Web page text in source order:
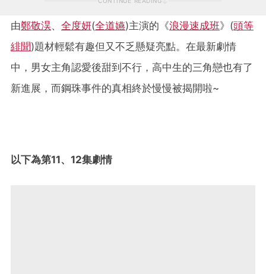
由鄭敬淏、 全度妍(全道嬿)主演的《浪漫速成班》(頭等
緋聞)題材輕鬆有趣但又不乏懸疑亮點。在最新劇情
中，男女主角認愛後甜到不行，高中生的三角戀也有了
新進展，而鋼珠事件的真相終於慢慢被揭開啦~
以下為第11、12集劇情